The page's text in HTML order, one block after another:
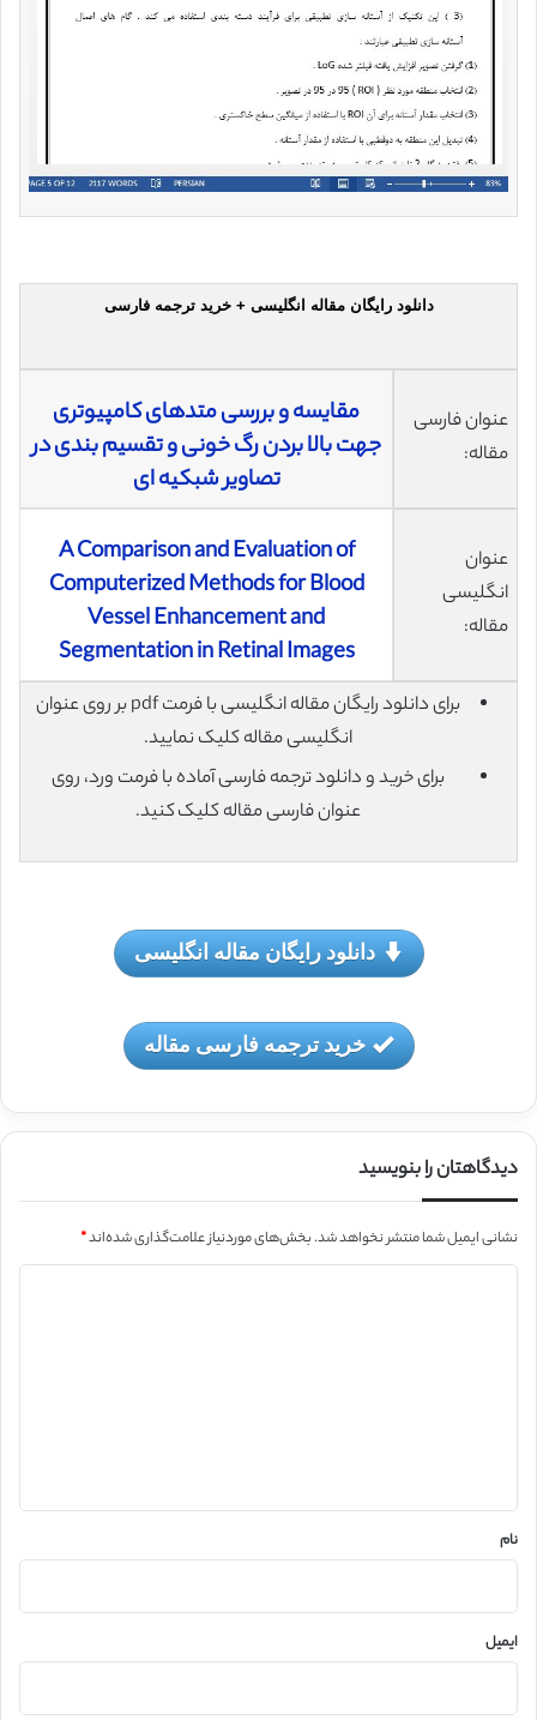
دانلود رایگان مقاله انگلیسی + خرید ترجمه فارسی
عنوان فارسی
مقاله:
مقایسه و بررسی متدهای کامپیوتری
جهت بالا بردن رگ خونی و تقسیم بندی در
تصاویر شبکیه ای
عنوان
انگلیسی
مقاله:
A Comparison and Evaluation of
Computerized Methods for Blood
Vessel Enhancement and
Segmentation in Retinal Images
برای دانلود رایگان مقاله انگلیسی با فرمت pdf بر روی عنوان
انگلیسی مقاله کلیک نمایید.
برای خرید و دانلود ترجمه فارسی آماده با فرمت ورد، روی
عنوان فارسی مقاله کلیک کنید.
دانلود رایگان مقاله انگلیسی
خرید ترجمه فارسی مقاله
دیدگاهتان را بنویسید
نشانی ایمیل شما منتشر نخواهد شد.بخش‌های موردنیاز علامت‌گذاری شده‌اند*
نام
ایمیل